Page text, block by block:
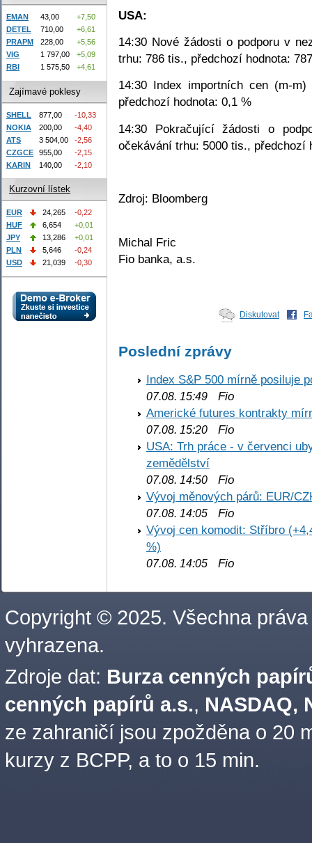
USA:
14:30 Nové žádosti o podporu v
trhu: 786 tis., předchozí hodnota:
14:30 Index importních cen (m-
předchozí hodnota: 0,1 %
14:30 Pokračující žádosti o
očekávání trhu: 5000 tis., předchozí
Zdroj: Bloomberg
Michal Fric
Fio banka, a.s.
Diskutovat
Poslední zprávy
Index S&P 500 mírně posiluje
07.08. 15:49 Fio
Americké futures kontrakty
07.08. 15:20 Fio
USA: Trh práce - v červenci
zemědělství
07.08. 14:50 Fio
Vývoj měnových párů: EUR/
07.08. 14:05 Fio
Vývoj cen komodit: Stříbro
%)
07.08. 14:05 Fio
EMAN 43,00
+7,50
DETEL
710,00
+6,61
PRAPM
228,00
+5,56
VIG
1 797,00
+5,09
RBI
1 575,50 +4,61
Zajímavé poklesy
SHELL 877,00
-10,33
NOKIA
200,00
-4,40
ATS
3 504,00
-2,56
CZGCE
955,00
-2,15
KARIN
140,00 -2,10
Kurzovní lístek
EUR 24,265
-0,22
HUF
6,654
+0,01
JPY
13,286
+0,01
PLN
5,646
-0,24
USD
21,039 -0,30
Copyright © 2025. Všechna práva
vyhrazena.
Zdroje dat: Burza cenných
cenných papírů a.s., NASDAQ,
ze zahraničí jsou zpožděna o 20
kurzy z BCPP, a to o 15 min.